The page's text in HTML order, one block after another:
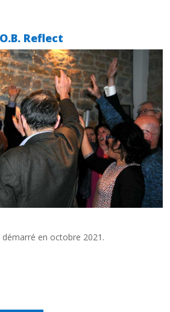
Reflect
en octobre 2021.